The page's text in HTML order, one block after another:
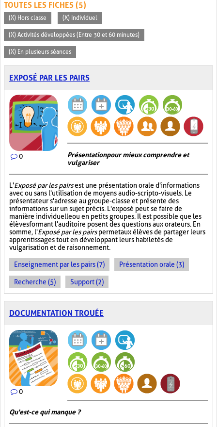
TOUTES LES FICHES (5)
(X) Hors classe (X) Individuel
(X) Activités développées (Entre 30 et 60 minutes)
(X) En plusieurs séances
EXPOSÉ PAR LES PAIRS
0
Présentation pour mieux comprendre et
vulgariser
L'Exposé par les pairsest une présentation orale d'informations
avec ou sans l'utilisation de moyens audio-scripto-visuels. Le
présentateur s'adresse au groupe-classe et présente des
informations sur un sujet précis. L'exposé peut se faire de
manière individuelle ou en petits groupes. Il est possible que les
élèves formant l'auditoire posent des questions aux orateurs. En
somme, l'Exposé par les pairspermet aux élèves de partager leurs
apprentissages tout en développant leurs habiletés de
vulgarisation et de raisonnement.
Enseignement par les pairs (7) Présentation orale (3)
Recherche (5) Support (2)
DOCUMENTATION TROUÉE
0
Qu'est-ce qui manque ?